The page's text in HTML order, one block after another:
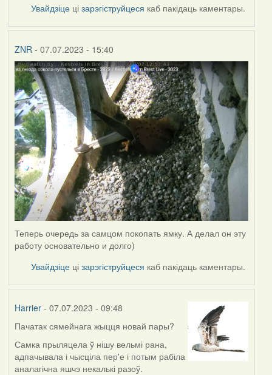
Увайдзіце цізарэгіструйцеся каб пакідаць каментары.
ZNR- 07.07.2023 - 15:40
Теперь очередь за самцом покопать ямку. А делал он эту
работу основательно и долго)
Увайдзіце цізарэгіструйцеся каб пакідаць каментары.
Harrier- 07.07.2023 - 09:48
Пачатак сямейнага жыцця новай пары?
Самка прыляцела ў нішу вельмі рана,
адпачывала і чысціла пер'е і потым рабіла
аналагічна яшчэ некалькі разоў.